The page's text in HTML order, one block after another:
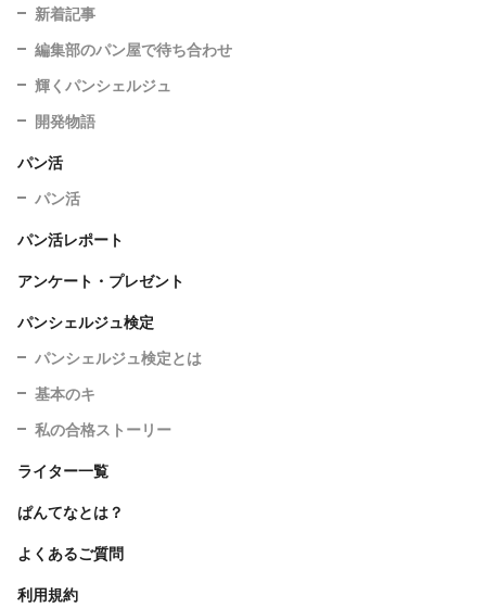
新着記事
編集部のパン屋で待ち合わせ
輝くパンシェルジュ
開発物語
パン活
パン活
パン活レポート
アンケート・プレゼント
パンシェルジュ検定
パンシェルジュ検定とは
基本のキ
私の合格ストーリー
ライター一覧
ぱんてなとは？
よくあるご質問
利用規約